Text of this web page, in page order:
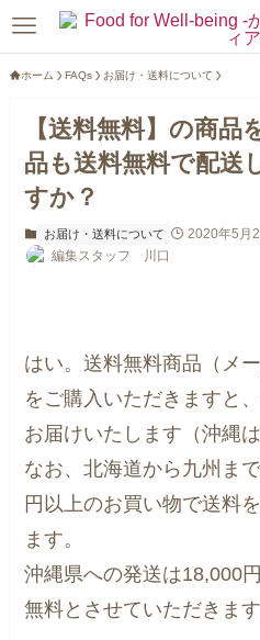
ホーム FAQs お届け・送料について
【送料無料】の商
品も送料無料で配送
すか？
お届け・送料について 2020年5月
編集スタッフ 川口
はい。送料無料商品（メ
をご購入いただきますと
お届けいたします（沖縄は
なお、北海道から九州ま
円以上のお買い物で送料
ます。
沖縄県への発送は18,000
無料とさせていただきます